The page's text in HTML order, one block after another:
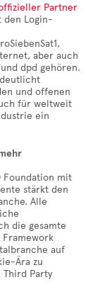
Partner
den Login-
aber auch
dpd gehören.
und offenen
für weltweit
ein
Foundation mit
stärkt den
Alle
die gesamte
Framework
auf
Ära zu
Party